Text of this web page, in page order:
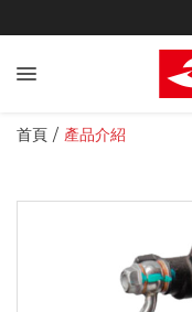
首頁 產品介紹